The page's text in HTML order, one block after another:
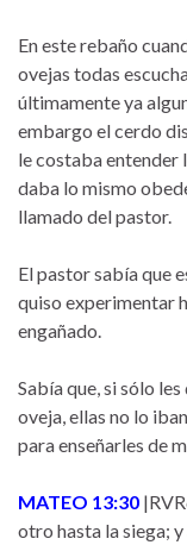
En este rebaño
ovejas todas
últimamente ya
embargo el cerdo
le costaba entender
daba lo mismo
llamado del pastor.
El pastor sabía que
quiso experimentar
engañado.
Sabía que, si sólo
oveja, ellas no lo
para enseñarles de
MATEO 13:30
otro hasta la siega;